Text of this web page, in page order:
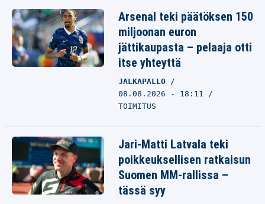
Arsenal teki päätöksen 150
miljoonan euron
jättikaupasta – pelaaja otti
itse yhteyttä
JALKAPALLO
08.08.2026 - 18:11
TOIMITUS
Jari-Matti Latvala teki
poikkeuksellisen ratkaisun
Suomen MM-rallissa –
tässä syy